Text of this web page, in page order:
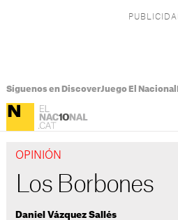
Síguenos en DiscoverJuego El Nacional
OPINIÓN
Los Borbones
Daniel Vázquez Sallés